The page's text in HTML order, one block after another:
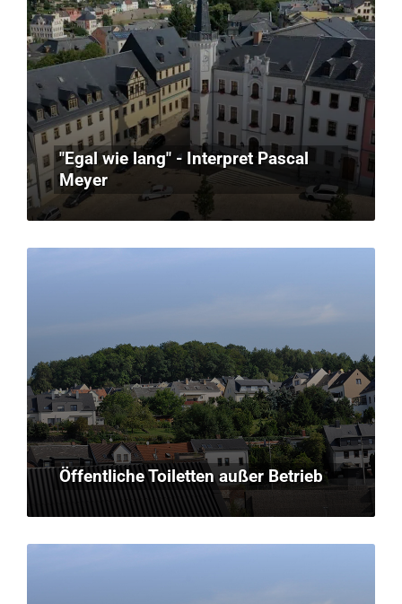
"Egal wie lang" - Interpret Pascal
Meyer
Öffentliche Toiletten außer Betrieb